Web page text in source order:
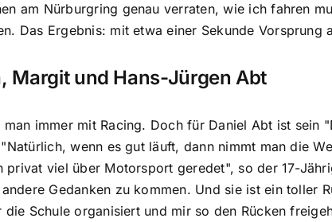
am Nürburgring genau verraten, wie ich fahren
Das Ergebnis: mit etwa einer Sekunde Vorsprung
Margit und Hans-Jürgen Abt
immer mit Racing. Doch für Daniel Abt ist sein
wenn es gut läuft, dann nimmt man die
privat viel über Motorsport geredet", so der 17-
Gedanken zu kommen. Und sie ist ein toller
Schule organisiert und mir so den Rücken